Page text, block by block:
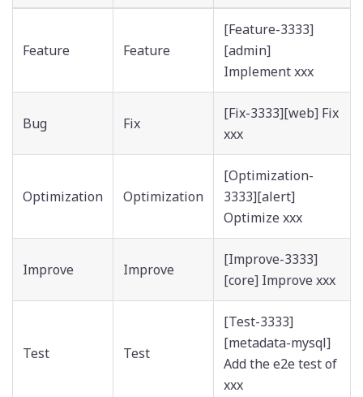
Feature Feature
[Feature-3333]
[admin]
Implement xxx
Bug Fix
[Fix-3333][web] Fix
xxx
Optimization Optimization
[Optimization-
3333][alert]
Optimize xxx
Improve Improve
[Improve-3333]
[core] Improve xxx
Test Test
[Test-3333]
[metadata-mysql]
Add the e2e test of
xxx